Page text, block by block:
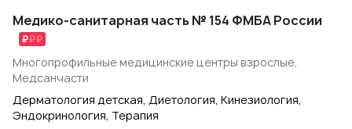
Медико-санитарная часть № 154 ФМБА России
Многопрофильные медицинские центры взрослые,
Медсанчасти
Дерматология детская, Диетология, Кинезиология,
Эндокринология, Терапия